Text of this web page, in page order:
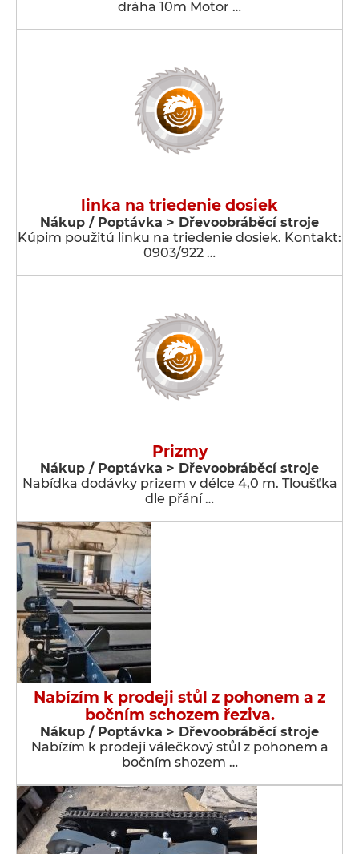
dráha 10m Motor …
linka na triedenie dosiek
Nákup / Poptávka > Dřevoobráběcí stroje
Kúpim použitú linku na triedenie dosiek. Kontakt:
0903/922 …
Prizmy
Nákup / Poptávka > Dřevoobráběcí stroje
Nabídka dodávky prizem v délce 4,0 m. Tloušťka
dle přání …
Nabízím k prodeji stůl z pohonem a z
bočním schozem řeziva.
Nákup / Poptávka > Dřevoobráběcí stroje
Nabízím k prodeji válečkový stůl z pohonem a
bočním shozem …